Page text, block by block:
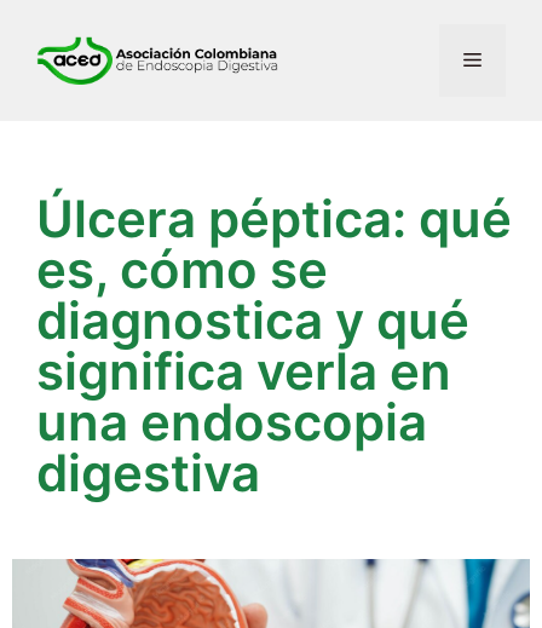
Úlcera péptica: qué
es, cómo se
diagnostica y qué
significa verla en
una endoscopia
digestiva